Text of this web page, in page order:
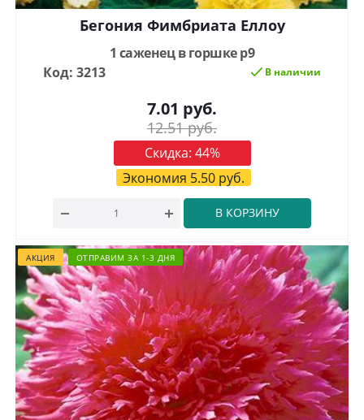
Бегония Фимбриата Еллоу
1 саженец в горшке р9
Код: 3213
В наличии
7.01 руб.
12.51руб.
Скидка: 44%
Экономия 5.50руб.
В КОРЗИНУ
АКЦИЯ ОТПРАВИМ ЗА 1-3 ДНЯ